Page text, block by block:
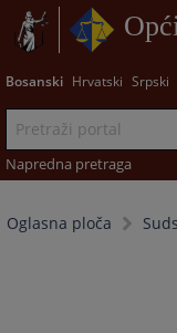
Bosanski Hrvatski Srpski
Napredna pretraga
Oglasna ploča